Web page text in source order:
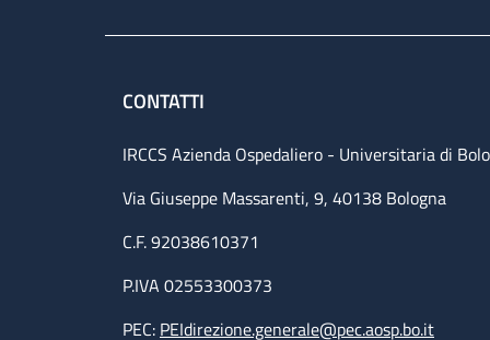
CONTATTI
IRCCS Azienda Ospedaliero - Universitaria di
Via Giuseppe Massarenti, 9, 40138 Bologna
C.F. 92038610371
P.IVA 02553300373
PEC: PEIdirezione.generale@pec.aosp.bo.it